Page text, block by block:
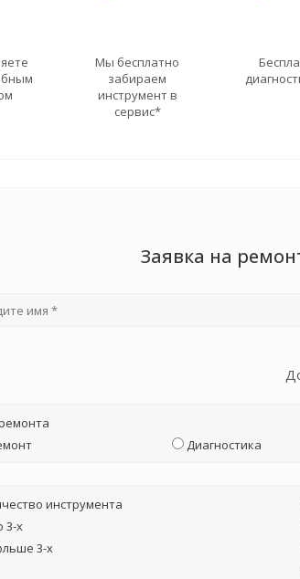
Мы бесплатно
забираем
инструмент в
сервис*
Заявка на
Диагностика
инструмента
3-х
3-х